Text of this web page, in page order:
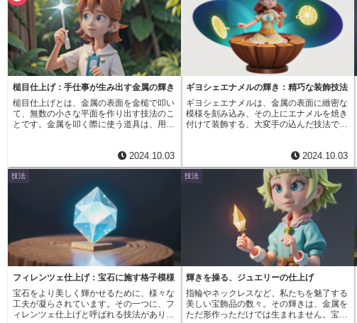
槌目仕上げ：手仕事が生み出す金属の輝き
槌目仕上げとは、金属の表面を金槌で叩い
て、無数の小さな平面を作り出す技法のこ
とです。金属を叩く際に使う道具は、用途
角のある槌を使えば力強い印象になるな
ど、槌の形状や叩き方によって仕上がりが
大きく変わります。 この槌目仕上げは、
金属に独特の風合いを与えるため、古くか
ら装飾技法として用いられてきました。
例えば、刀剣や甲冑の表面に見られる槌目
模様は、強度を高めると同時に、美しい装
飾としても機能していました。 槌目仕上
げの最大の特徴は、なんといってもその独
特の輝きです。小さな平面が無数に存在す
ることで、光が乱反射し、奥行きのある上
品な輝きを生み出します。また、槌の跡が
一つ一つ異なるため、同じ製品であっても
全く同じものは存在しません。世界に一つ
だけの、個性的な表情を楽しめることも、
槌目仕上げの魅力です。 近年では、ジュ
2024.10.03
ギヨシェエナメルの輝き：精巧な装飾技法
ギヨシェエナメルは、金属の表面に緻密な
模様を刻み込み、その上にエナメルを焼き
付けて装飾する、大変手の込んだ技法で
が発明されたことに始まります。この旋盤
は、金属の表面に幾何学模様や流れるよう
な曲線を正確に彫り込むことができる画期
的なものでした。 バラの花びらのような
繊細な模様から、複雑な幾何学模様まで、
職人の手によって様々な模様が金属の表面
に生み出されました。ギヨシェエナメル
は、その精緻な美しさから、瞬く間に人々
を魅了しました。特に19世紀のビクトリア
朝時代には、その人気は頂点に達し、時計
や宝飾品、高級家具など、様々なものに用
いられました。また、紙幣や切手、玩具な
ど、身近なものにもギヨシェエナメルが施
されるようになり、人々の生活に彩りを添
えました。 ギヨシェエナメル最大の魅力
は、金属の表面に施された微細な模様が光
2024.10.03
技法
フィレンツェ仕上げ：宝石に施す格子模様
宝石をより美しく輝かせるために、様々な
工夫が凝らされています。その一つに、フ
ィレンツェ仕上げと呼ばれる技法がありま
技法
輝きを操る、ジュエリーの仕上げ
指輪やネックレスなど、私たちを魅了する
美しい宝飾品の数々。その輝きは、金属を
ただ形作っただけでは生まれません。宝飾
o
k
i
n
e
P
o
c